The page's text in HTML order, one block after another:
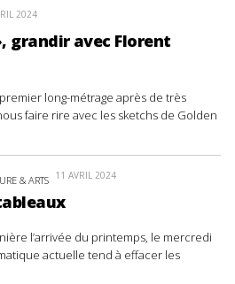
2024
grandir avec Florent
long-métrage après de très
faire rire avec les sketchs de Golden
& ARTS 11 AVRIL 2024
l’arrivée du printemps, le mercredi
actuelle tend à effacer les